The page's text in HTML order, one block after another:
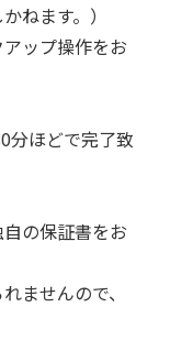
ねます。）
ップ操作をお
分ほどで完了致
の保証書をお
ませんので、